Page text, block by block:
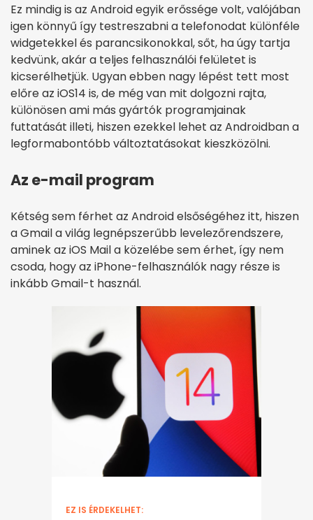
Ez mindig is az Android egyik erőssége volt, valójában
igen könnyű így testreszabni a telefonodat különféle
widgetekkel és parancsikonokkal, sőt, ha úgy tartja
kedvünk, akár a teljes felhasználói felületet is
kicserélhetjük. Ugyan ebben nagy lépést tett most
előre az iOS14 is, de még van mit dolgozni rajta,
különösen ami más gyártók programjainak
futtatását illeti, hiszen ezekkel lehet az Androidban a
legformabontóbb változtatásokat kieszközölni.
Az e-mail program
Kétség sem férhet az Android elsőségéhez itt, hiszen
a Gmail a világ legnépszerűbb levelezőrendszere,
aminek az iOS Mail a közelébe sem érhet, így nem
csoda, hogy az iPhone-felhasználók nagy része is
inkább Gmail-t használ.
EZ IS ÉRDEKELHET: